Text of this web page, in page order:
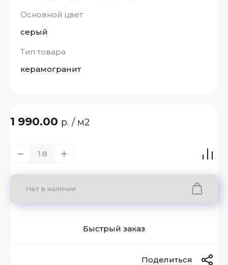
Основной цвет
серый
Тип товара
керамогранит
1 990.00 р. / м2
Нет в наличии
Быстрый заказ
Поделиться